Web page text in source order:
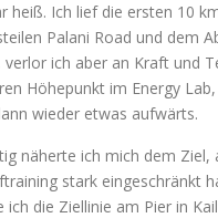
heiß. Ich lief die ersten 10
Palani Road und dem
verlor ich aber an Kraft und
Höhepunkt im Energy
wieder etwas aufwärts.
näherte ich mich dem
stark eingeschränkt
ich die Ziellinie am Pier in